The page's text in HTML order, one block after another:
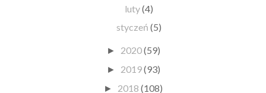
luty(4)
styczeń (5)
► 2020(59)
► 2019(93)
► 2018 (108)